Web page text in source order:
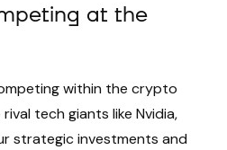
at the
within the crypto
tech giants like Nvidia,
strategic investments and